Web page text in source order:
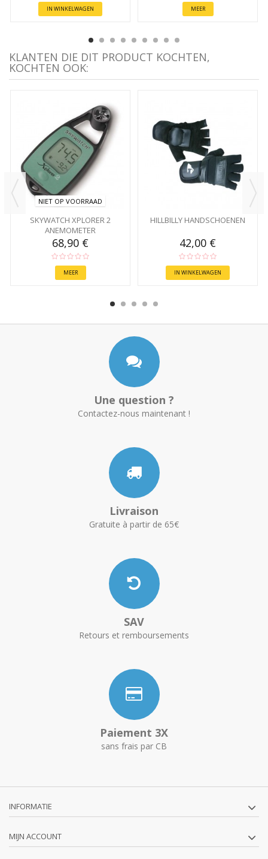
IN WINKELWAGEN MEER
KLANTEN DIE DIT PRODUCT KOCHTEN,
KOCHTEN OOK:
NIET OP VOORRAAD
SKYWATCH XPLORER 2
ANEMOMETER
68,90 €
MEER
HILLBILLY HANDSCHOENEN
42,00 €
IN WINKELWAGEN
Une question ?
Contactez-nous maintenant !
Livraison
Gratuite à partir de 65€
SAV
Retours et remboursements
Paiement 3X
sans frais par CB
INFORMATIE
MIJN ACCOUNT